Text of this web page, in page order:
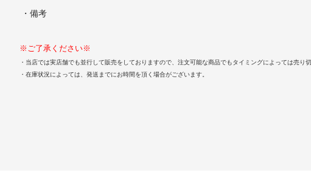
・備考
※ご了承ください※
・当店では実店舗でも並行して販売をしておりますので、注文可能な商品でもタイミングによっては売り
・在庫状況によっては、発送までにお時間を頂く場合がございます。